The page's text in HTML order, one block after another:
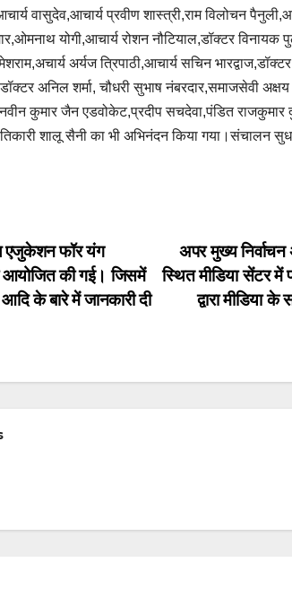
वासुदेव,आचार्य प्रवीण शास्त्री,राम विलोचन
योगी,आचार्य रोशन नौटियाल,डॉक्टर विनायक
अर्यज त्रिपाठी,आचार्य सचिन
अनिल शर्मा, चौधरी सुभाष नंबरदार,समाजसेवी अक्षय
कुमार जैन एडवोकेट,प्रदीप सचदेवा,पंडित
शालू सैनी का भी अभिनंदन किया गया।संचालन
अपर मुख्य
स्थित मीडिया सेंटर में
द्वारा मीडिया
एजुकेशन फॉर यंग
आयोजित की गई। जिसमें
के बारे में जानकारी दी